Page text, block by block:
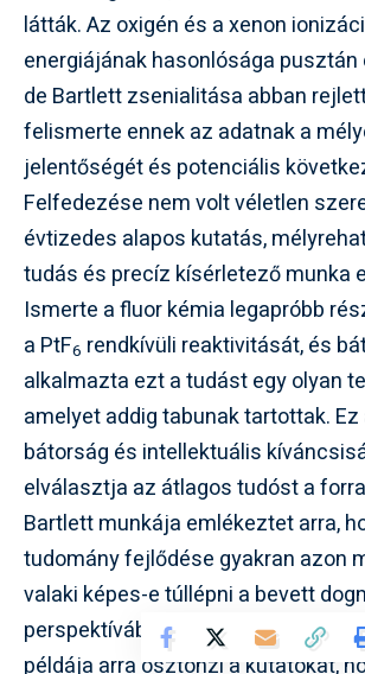
látták. Az oxigén és a xenon
energiájának hasonlósága pusztán
de Bartlett zsenialitása abban
felismerte ennek az adatnak a
jelentőségét és potenciális
Felfedezése nem volt véletlen
évtizedes alapos kutatás,
tudás és precíz kísérletező munka
Ismerte a fluor kémia legapróbb
a PtF6 rendkívüli reaktivitását, és
alkalmazta ezt a tudást egy olyan
amelyet addig tabunak tartottak.
bátorság és intellektuális
elválasztja az átlagos tudóst a
Bartlett munkája emlékeztet arra,
tudomány fejlődése gyakran azon
valaki képes-e túllépni a bevett
perspektívából megközelíteni a
példája arra ösztönzi a kutatókat,